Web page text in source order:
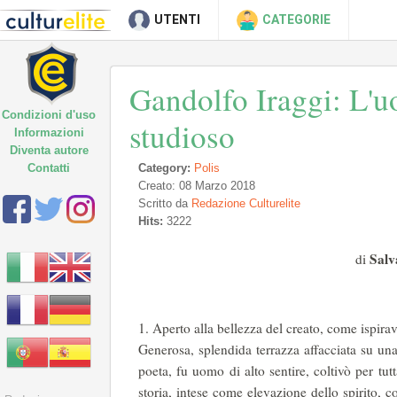
UTENTI CATEGORIE
Gandolfo Iraggi:
studioso
Category: Polis
Creato: 08 Marzo 2018
Scritto da Redazione Culturelite
Hits: 3222
di
Aperto alla bellezza del creato, come
Generosa, splendida terrazza affacciata su
poeta, fu uomo di alto sentire, coltivò per
storia, intese come elevazione dello spirito,
Condizioni d'uso
Informazioni
Diventa autore
Contatti